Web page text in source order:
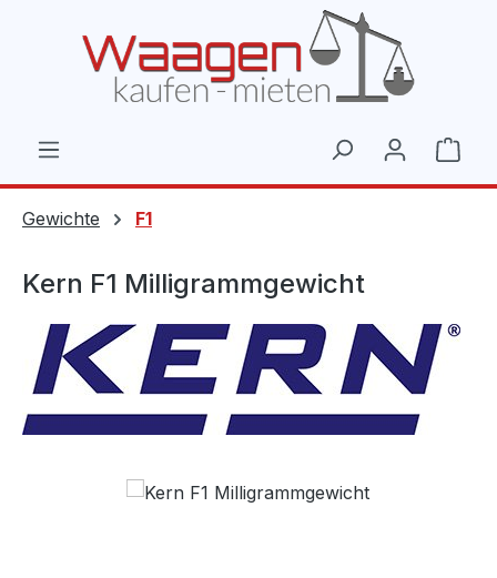
Gewichte F1
Kern F1 Milligrammgewicht
Bildergalerie überspringen